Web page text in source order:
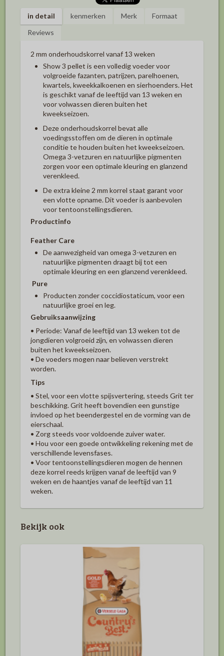
in detail kenmerken Merk
Formaat
Reviews
2 mm onderhoudskorrel vanaf 13 weken
Show 3 pellet is een volledig voeder voor
volgroeide fazanten, patrijzen, parelhoenen,
kwartels, kweekkalkoenen en sierhoenders. Het
is geschikt vanaf de leeftijd van 13 weken en
voor volwassen dieren buiten het
kweekseizoen.
Deze onderhoudskorrel bevat alle
voedingsstoffen om de dieren in optimale
conditie te houden buiten het kweekseizoen.
Omega 3-vetzuren en natuurlijke pigmenten
zorgen voor een optimale kleuring en glanzend
verenkleed.
De extra kleine 2 mm korrel staat garant voor
een vlotte opname. Dit voeder is aanbevolen
voor tentoonstellingsdieren.
Productinfo
Feather Care
De aanwezigheid van omega 3-vetzuren en
natuurlijke pigmenten draagt bij tot een
optimale kleuring en een glanzend verenkleed.
Pure
Producten zonder coccidiostaticum, voor een
natuurlijke groei en leg.
Gebruiksaanwijzing
• Periode: Vanaf de leeftijd van 13 weken tot de
jongdieren volgroeid zijn, en volwassen dieren
buiten het kweekseizoen.
• De voeders mogen naar believen verstrekt
worden.
Tips
• Stel, voor een vlotte spijsvertering, steeds Grit ter
beschikking. Grit heeft bovendien een gunstige
invloed op het beendergestel en de vorming van de
eierschaal.
• Zorg steeds voor voldoende zuiver water.
• Hou voor een goede ontwikkeling rekening met de
verschillende levensfases.
• Voor tentoonstellingsdieren mogen de hennen
deze korrel reeds krijgen vanaf de leeftijd van 9
weken en de haantjes vanaf de leeftijd van 11
weken.
Bekijk ook